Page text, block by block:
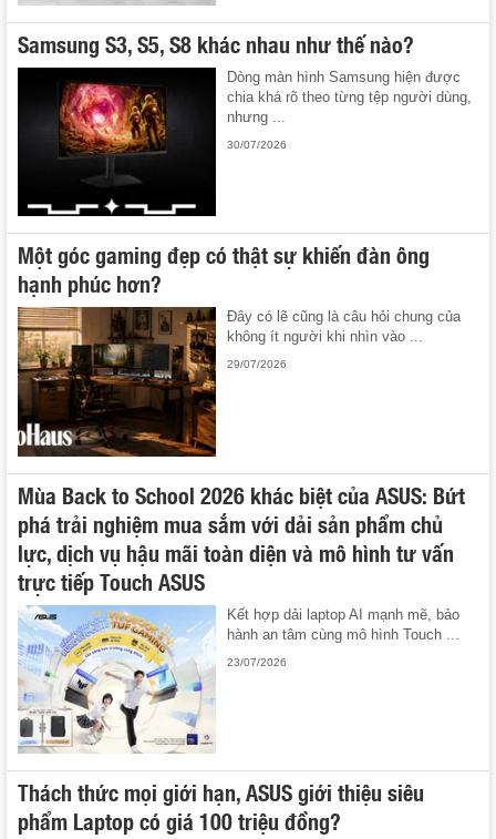
Samsung S3, S5, S8 khác nhau như thế nào?
Dòng màn hình Samsung hiện được
chia khá rõ theo từng tệp người dùng,
nhưng ...
30/07/2026
Một góc gaming đẹp có thật sự khiến đàn ông
hạnh phúc hơn?
Đây có lẽ cũng là câu hỏi chung của
không ít người khi nhìn vào ...
29/07/2026
Mùa Back to School 2026 khác biệt của ASUS: Bứt
phá trải nghiệm mua sắm với dải sản phẩm chủ
lực, dịch vụ hậu mãi toàn diện và mô hình tư vấn
trực tiếp Touch ASUS
Kết hợp dải laptop AI mạnh mẽ, bảo
hành an tâm cùng mô hình Touch ...
23/07/2026
Thách thức mọi giới hạn, ASUS giới thiệu siêu
phẩm Laptop có giá 100 triệu đồng?